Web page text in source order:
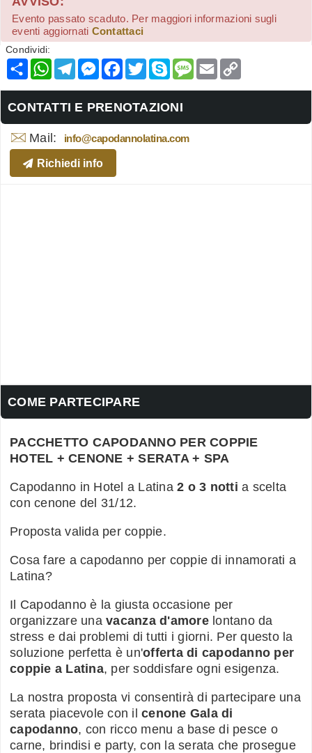
Evento passato scaduto. Per maggiori informazioni sugli
eventi aggiornati Contattaci
Condividi:
Condividi
WhatsApp
Telegram
Messenger
Facebook
TwitterSkypeMessage
Email
CONTATTI E PRENOTAZIONI
Mail: info@capodannolatina.com
Richiedi info
COME PARTECIPARE
PACCHETTO CAPODANNO PER COPPIE
HOTEL + CENONE + SERATA + SPA
Capodanno in Hotel a Latina 2 o 3 notti a scelta
con cenone del 31/12.
Proposta valida per coppie.
Cosa fare a capodanno per coppie di innamorati a
Latina?
Il Capodanno è la giusta occasione per
organizzare una vacanza d'amorelontano da
stress e dai problemi di tutti i giorni. Per questo la
soluzione perfetta è un'offerta di capodanno per
coppie a Latina, per soddisfare ogni esigenza.
La nostra proposta vi consentirà di partecipare una
serata piacevole con il cenone Gala di
capodanno, con ricco menu a base di pesce o
carne, brindisi e party, con la serata che prosegue